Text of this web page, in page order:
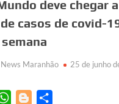
deve chegar
casos de covid-
Maranhão 25 de junho
W